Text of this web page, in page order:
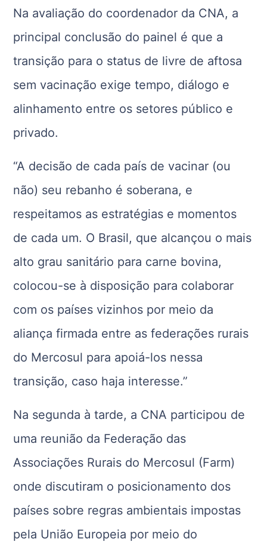
Na avaliação do coordenador da CNA, a
principal conclusão do painel é que a
transição para o status de livre de aftosa
sem vacinação exige tempo, diálogo e
alinhamento entre os setores público e
privado.
“A decisão de cada país de vacinar (ou
não) seu rebanho é soberana, e
respeitamos as estratégias e momentos
de cada um. O Brasil, que alcançou o mais
alto grau sanitário para carne bovina,
colocou-se à disposição para colaborar
com os países vizinhos por meio da
aliança firmada entre as federações rurais
do Mercosul para apoiá-los nessa
transição, caso haja interesse.”
Na segunda à tarde, a CNA participou de
uma reunião da Federação das
Associações Rurais do Mercosul (Farm)
onde discutiram o posicionamento dos
países sobre regras ambientais impostas
pela União Europeia por meio do